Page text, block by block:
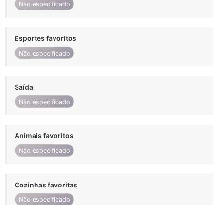
Não especificado
Esportes favoritos
Não especificado
Saída
Não especificado
Animais favoritos
Não especificado
Cozinhas favoritas
Não especificado